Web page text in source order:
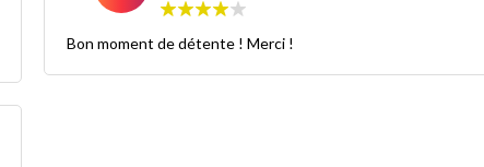
Bon moment de détente ! Merci !